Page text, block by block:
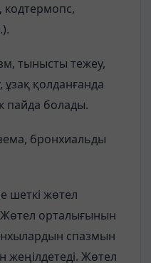
кодтермопс,
тынысты тежеу,
ұзақ қолданғанда
пайда болады.
бронхиальды
шеткі жөтел
орталығынын
спазмын
жеңілдетеді. Жөтел